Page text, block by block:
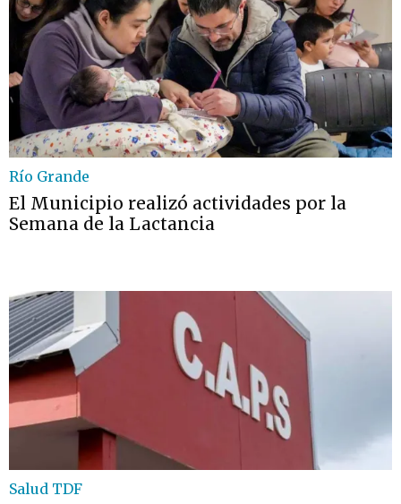
Río Grande
El Municipio realizó actividades por la
Semana de la Lactancia
Salud TDF